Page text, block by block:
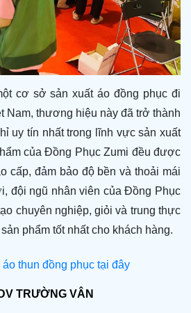
cơ sở sản xuất áo đồng phục đi
Nam, thương hiệu này đã trở thành
uy tín nhất trong lĩnh vực sản xuất
của Đồng Phục Zumi đều được
cấp, đảm bảo độ bền và thoải mái
đội ngũ nhân viên của Đồng Phục
chuyên nghiệp, giỏi và trung thực
phẩm tốt nhất cho khách hàng.
thun đồng phục tại đây
TRƯỜNG VÂN